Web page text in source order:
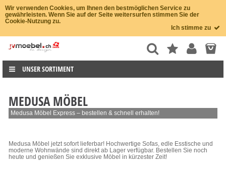
Wir verwenden Cookies, um Ihnen den bestmöglichen Service zu
gewährleisten. Wenn Sie auf der Seite weitersurfen stimmen Sie der
Cookie-Nutzung zu.
Ich stimme zu
UNSER SORTIMENT
MEDUSA MÖBEL
Medusa Möbel Express – bestellen & schnell erhalten!
Medusa Möbel jetzt sofort lieferbar! Hochwertige Sofas, edle Esstische und
moderne Wohnwände sind direkt ab Lager verfügbar. Bestellen Sie noch
heute und genießen Sie exklusive Möbel in kürzester Zeit!